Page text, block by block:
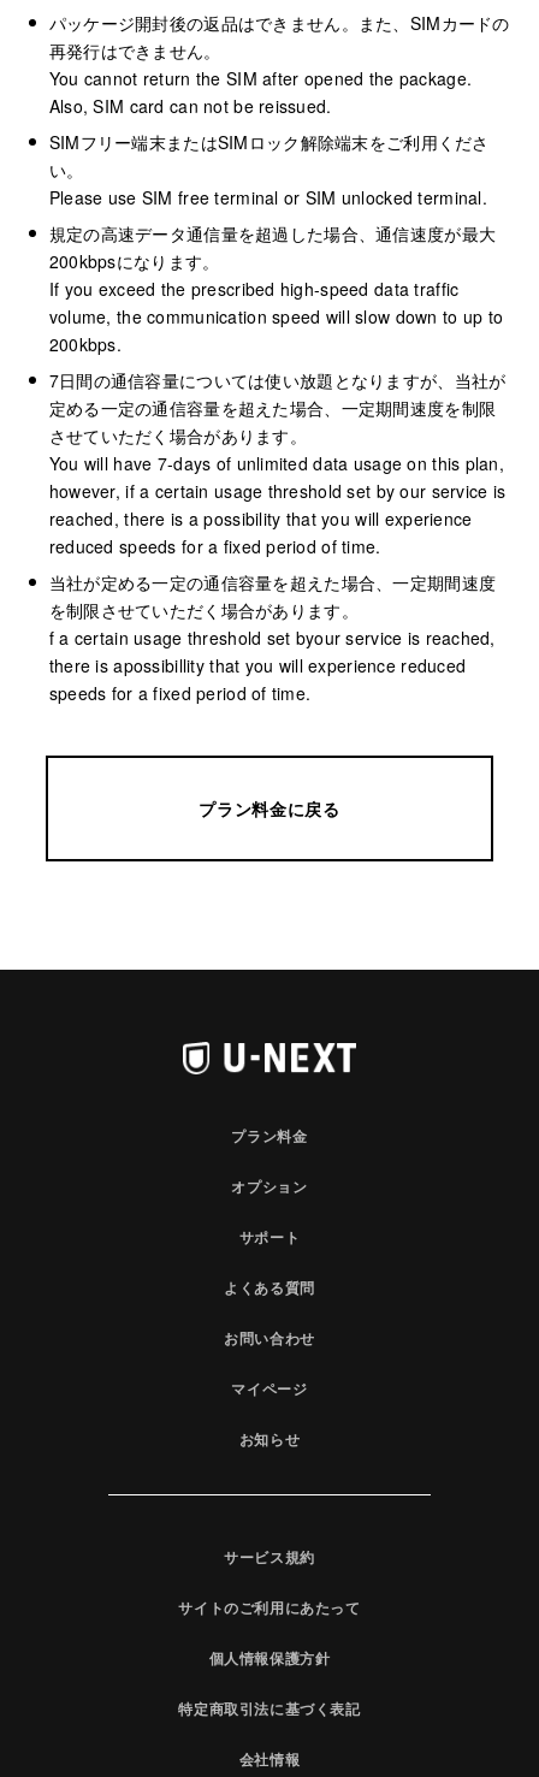
パッケージ開封後の返品はできません。また、SIMカードの
再発行はできません。
You cannot return the SIM after opened the package.
Also, SIM card can not be reissued.
SIMフリー端末またはSIMロック解除端末をご利用くださ
い。
Please use SIM free terminal or SIM unlocked terminal.
規定の高速データ通信量を超過した場合、通信速度が最大
200kbpsになります。
If you exceed the prescribed high-speed data traffic
volume, the communication speed will slow down to up to
200kbps.
7日間の通信容量については使い放題となりますが、当社が
定める一定の通信容量を超えた場合、一定期間速度を制限
させていただく場合があります。
You will have 7-days of unlimited data usage on this plan,
however, if a certain usage threshold set by our service is
reached, there is a possibility that you will experience
reduced speeds for a fixed period of time.
当社が定める一定の通信容量を超えた場合、一定期間速度
を制限させていただく場合があります。
f a certain usage threshold set byour service is reached,
there is apossibillity that you will experience reduced
speeds for a fixed period of time.
プラン料金に戻る
プラン料金
オプション
サポート
よくある質問
お問い合わせ
マイページ
お知らせ
サービス規約
サイトのご利用にあたって
個人情報保護方針
特定商取引法に基づく表記
会社情報